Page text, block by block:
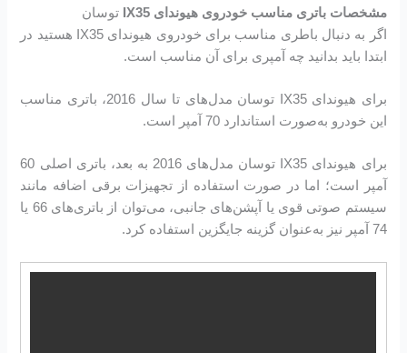
مشخصات باتری مناسب خودروی هیوندای IX35
توسان
اگر به دنبال باطری مناسب برای خودروی هیوندای IX35 هستید در
ابتدا باید بدانید چه آمپری برای آن مناسب است.
برای هیوندای IX35 توسان مدل‌های تا سال 2016، باتری مناسب
این خودرو به‌صورت استاندارد 70 آمپر است.
برای هیوندای IX35 توسان مدل‌های 2016 به بعد، باتری اصلی 60
آمپر است؛ اما در صورت استفاده از تجهیزات برقی اضافه مانند
سیستم صوتی قوی یا آپشن‌های جانبی، می‌توان از باتری‌های 66 یا
74 آمپر نیز به‌عنوان گزینه جایگزین استفاده کرد.